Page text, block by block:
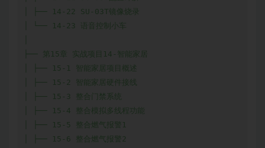
│ ├── 14-22 SU-03T镜像烧录
│ └── 14-23 语音控制小车
├── 第15章 实战项目14-智能家居
│ ├── 15-1 智能家居项目概述
│ ├── 15-2 智能家居硬件接线
│ ├── 15-3 整合门禁系统
│ ├── 15-4 整合模拟多线程功能
│ ├── 15-5 整合燃气报警1
│ ├── 15-6 整合燃气报警2